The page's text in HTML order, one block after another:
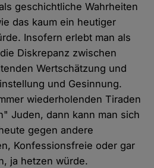
geschichtliche Wahrheiten
das kaum ein heutiger
Insofern erlebt man als
Diskrepanz zwischen
Wertschätzung und
und Gesinnung.
wiederholenden Tiraden
Juden, dann kann man sich
gegen andere
Konfessionsfreie oder gar
ja hetzen würde.